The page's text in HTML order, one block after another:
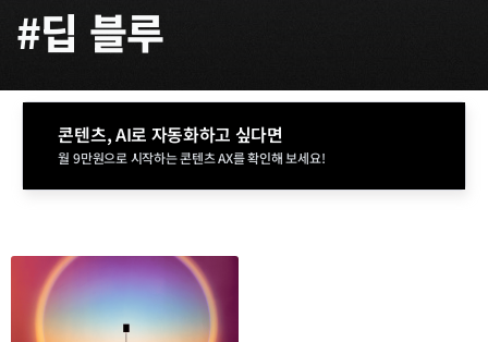
#딥 블루
콘텐츠, AI로 자동화하고 싶다면
월 9만원으로 시작하는 콘텐츠 AX를 확인해 보세요!